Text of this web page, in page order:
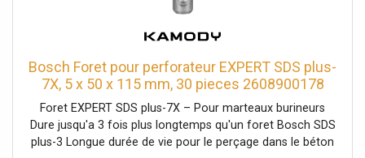
professionnels de la construction qui percent
pour, par exemple, installer des ancrages ou des fixations.
Le foret pour perforateurs Bosch EXPERT SDS plus-7X
offre des performances, une fiabilité et une longévité
sans pareil. C'est l'accessoire EXPERT qu'il vous faut pour
votre marteau burineur SDS plus.>
Bosch Foret pour perforateur EXPERT SDS plus-
7X, 5 x 50 x 115 mm, 30 pieces 2608900178
Foret EXPERT SDS plus-7X – Pour marteaux burineurs
Dure jusqu'a 3 fois plus longtemps qu'un foret Bosch SDS
plus-3 Longue durée de vie pour le perçage dans le béton